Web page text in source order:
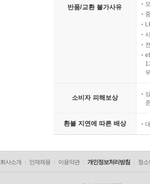
반품/교환 불가사유
1
소비자 피해보상
환불 지연에 따른 배상
회사소개 인재채용 이용약관 개인정보처리방침 청소